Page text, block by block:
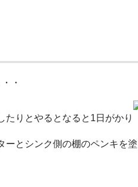
・
りとやるとなると1日がかり
とシンク側の棚のペンキを